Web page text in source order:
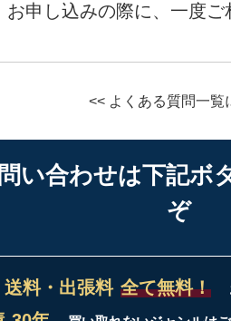
お申し込みの際に、一度ご
<< よくある質問一覧
い合わせは下記ボ
ぞ
料・出張料 全て無料！